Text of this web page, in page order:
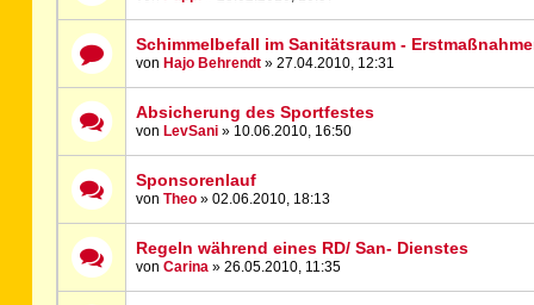
Schimmelbefall im Sanitätsraum -
von Hajo Behrendt » 27.04.2010, 12:31
Absicherung des Sportfestes
von LevSani » 10.06.2010, 16:50
Sponsorenlauf
vonTheo » 02.06.2010, 18:13
Regeln während eines RD/ San- Dienstes
vonCarina » 26.05.2010, 11:35